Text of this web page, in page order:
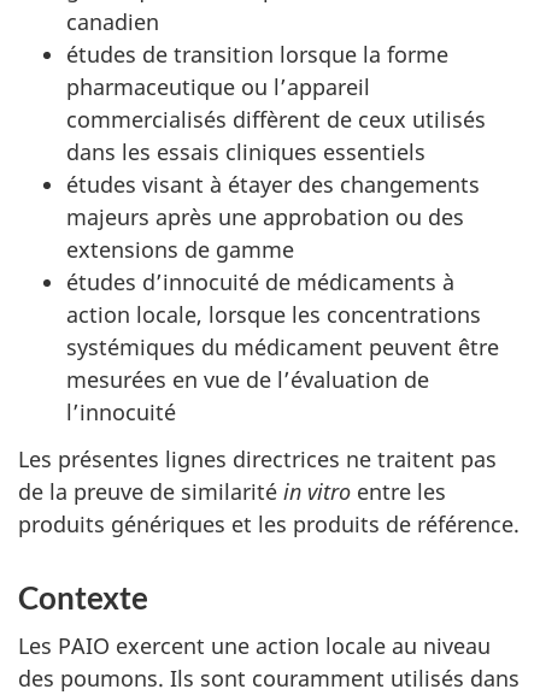
canadien
études de transition lorsque la forme
pharmaceutique ou l’appareil
commercialisés diffèrent de ceux utilisés
dans les essais cliniques essentiels
études visant à étayer des changements
majeurs après une approbation ou des
extensions de gamme
études d’innocuité de médicaments à
action locale, lorsque les concentrations
systémiques du médicament peuvent être
mesurées en vue de l’évaluation de
l’innocuité
Les présentes lignes directrices ne traitent pas
de la preuve de similarité in vitro entre les
produits génériques et les produits de référence.
Contexte
Les PAIO exercent une action locale au niveau
des poumons. Ils sont couramment utilisés dans